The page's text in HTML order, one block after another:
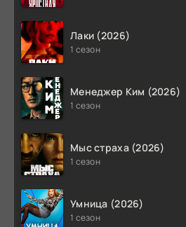
Лаки (2026)
1 сезон
Менеджер Ким (2026)
1 сезон
Мыс страха (2026)
1 сезон
Умница (2026)
1 сезон